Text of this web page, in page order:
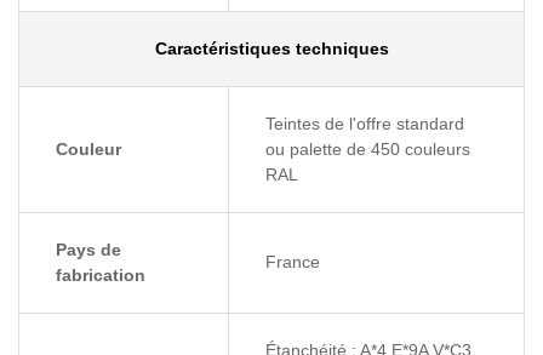
Caractéristiques techniques
Couleur
Teintes de l'offre standard
ou palette de 450 couleurs
RAL
Pays de
fabrication
France
Étanchéité : A*4 E*9A V*C3